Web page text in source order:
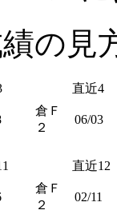
の見
直近4
倉Ｆ
２
06/03
直近12
倉Ｆ
２
02/11